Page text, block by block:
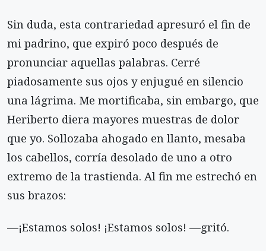
Sin duda, esta contrariedad apresuró el fin de
mi padrino, que expiró poco después de
pronunciar aquellas palabras. Cerré
piadosamente sus ojos y enjugué en silencio
una lágrima. Me mortificaba, sin embargo, que
Heriberto diera mayores muestras de dolor
que yo. Sollozaba ahogado en llanto, mesaba
los cabellos, corría desolado de uno a otro
extremo de la trastienda. Al fin me estrechó en
sus brazos:
—¡Estamos solos! ¡Estamos solos! —gritó.